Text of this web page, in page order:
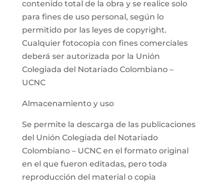
contenido total de la obra y se realice solo
para fines de uso personal, según lo
permitido por las leyes de copyright.
Cualquier fotocopia con fines comerciales
deberá ser autorizada por la Unión
Colegiada del Notariado Colombiano –
UCNC
Almacenamiento y uso
Se permite la descarga de las publicaciones
del Unión Colegiada del Notariado
Colombiano – UCNC en el formato original
en el que fueron editadas, pero toda
reproducción del material o copia